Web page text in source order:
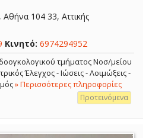
104 33, Αττικής
Κινητό: 6974294952
τμήματος Νοσ/μείου
Έλεγχος - Ιώσεις - Λοιμώξεις -
» Περισσότερες πληροφορίες
Προτεινόμενα